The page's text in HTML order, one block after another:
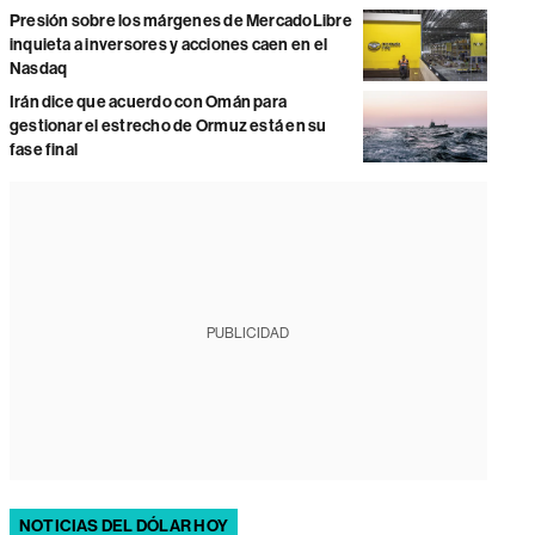
Presión sobre los márgenes de MercadoLibre
inquieta a inversores y acciones caen en el
Nasdaq
Irán dice que acuerdo con Omán para
gestionar el estrecho de Ormuz está en su
fase final
PUBLICIDAD
NOTICIAS DEL DÓLAR HOY